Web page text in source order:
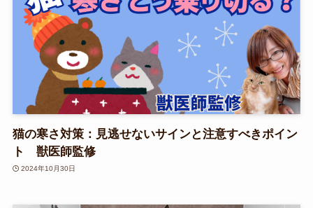
猫の寒さ対策：見逃せないサインと注意すべきポイン
ト 獣医師監修
2024年10月30日